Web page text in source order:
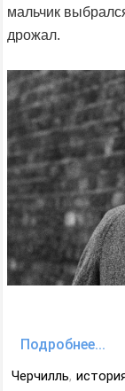
мальчик
дрожал.
Подробнее...
Черчилль,